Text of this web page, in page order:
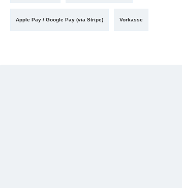
Apple Pay / Google Pay (via Stripe) Vorkasse